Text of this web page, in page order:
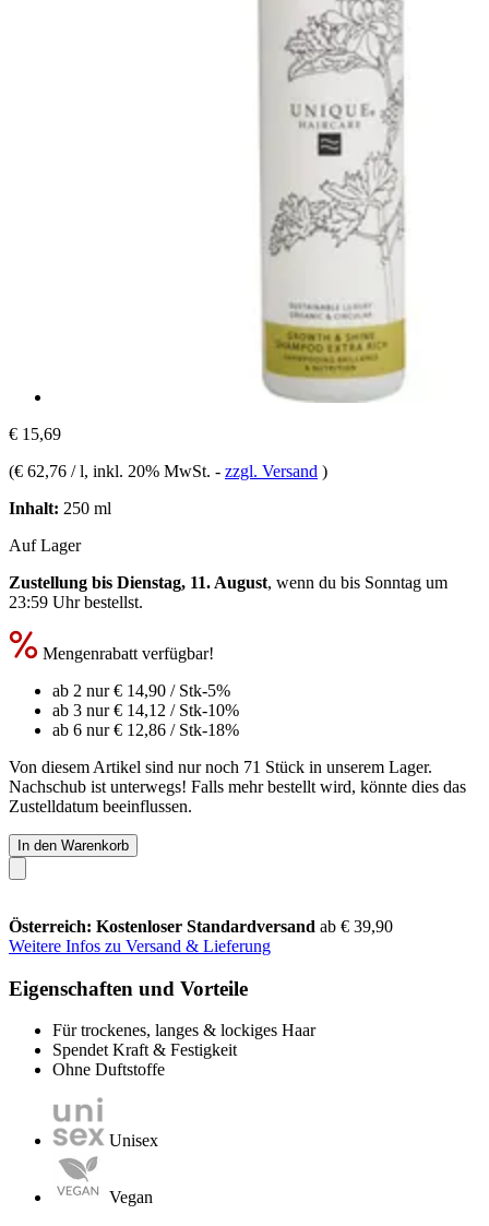
€ 15,69
(€ 62,76 / l, inkl. 20% MwSt. - zzgl. Versand )
Inhalt: 250 ml
Auf Lager
Zustellung bis Dienstag, 11. August, wenn du bis Sonntag um
23:59 Uhrbestellst.
Mengenrabatt verfügbar!
ab 2 nur€ 14,90 / Stk-5%
ab 3 nur€ 14,12 / Stk-10%
ab 6 nur€ 12,86 / Stk-18%
Von diesem Artikel sind nur noch 71 Stück in unserem Lager.
Nachschub ist unterwegs! Falls mehr bestellt wird, könnte dies das
Zustelldatum beeinflussen.
In den Warenkorb
Österreich: Kostenloser Standardversand ab € 39,90
Weitere Infos zu Versand & Lieferung
Eigenschaften und Vorteile
Für trockenes, langes & lockiges Haar
Spendet Kraft & Festigkeit
Ohne Duftstoffe
Unisex
Vegan